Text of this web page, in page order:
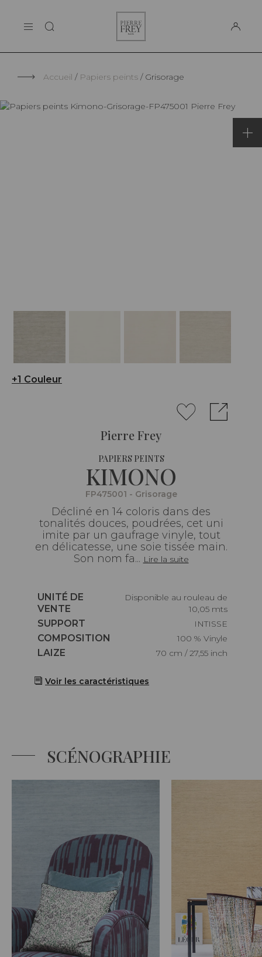
LA MAISON
Frey
Accueil Papiers peints Grisorage
+1 Couleur
Pierre Frey
PAPIERS PEINTS
KIMONO
FP475001 - Grisorage
Décliné en 14 coloris dans des
tonalités douces, poudrées, cet uni
imite par un gaufrage vinyle, tout
en délicatesse, une soie tissée main.
Son nom fa... Lire la suite
Caractéristiques
UNITÉ DE
VENTE
Disponible au rouleau de
10,05 mts
Caractéristiques
SUPPORT
INTISSE
Caractéristiques
COMPOSITION
100 % Vinyle
Caractéristiques
LAIZE 70 cm / 27,55 inch
Voir les caractéristiques
SCÉNOGRAPHIE